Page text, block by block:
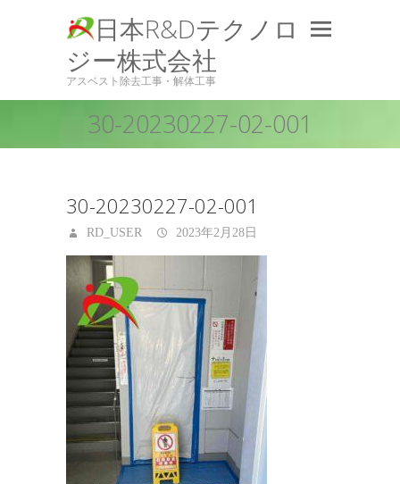
日本R&Dテクノロ
ジー株式会社
アスベスト除去工事・解体工事
30-20230227-02-001
30-20230227-02-001
RD_USER 2023年2月28日